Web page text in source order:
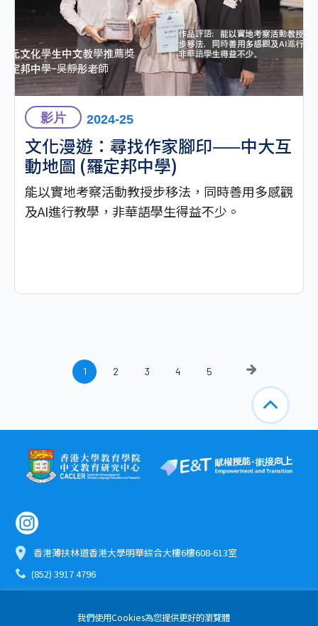
我們使用Cookies為您提供更好的瀏覽體
影片 2024-25
文化漫遊：尋找作家腳印——中大互
動地圖 (羅定邦中學)
能以實地考察活動教授步移法，同時善用多感觀
及AI進行教學，非華語學生得益不少。
1 2 3 4 5
香港薄扶林道香港大學明華綜合大樓6樓608-613室
(852) 3917 4796